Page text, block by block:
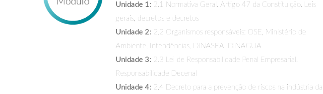
Unidade 1: 2.1 Normativa Geral. Artigo 47 da Constituição. Leis
gerais, decretos e decretos
Unidade 2: 2.2 Organismos responsáveis: OSE, Ministério de
Ambiente, Intendências, DINASEA, DINAGUA
Unidade 3: 2.3 Lei de Responsabilidade Penal Empresarial.
Responsabilidade Decenal
Unidade 4: 2.4 Decreto para a prevenção de riscos na indústria da